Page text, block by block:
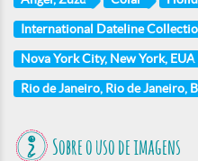
International Dateline
Nova York City, New York, EUA
Rio de Janeiro, Rio de Janeiro,
Sobre o uso de imagens